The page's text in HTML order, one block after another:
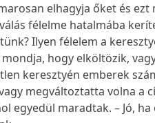
elhagyja őket és
félelme hatalmába
Ilyen félelem a
hogy elköltözik,
keresztyén emberek
megváltoztatta volna a
egyedül maradtak. – Jó,